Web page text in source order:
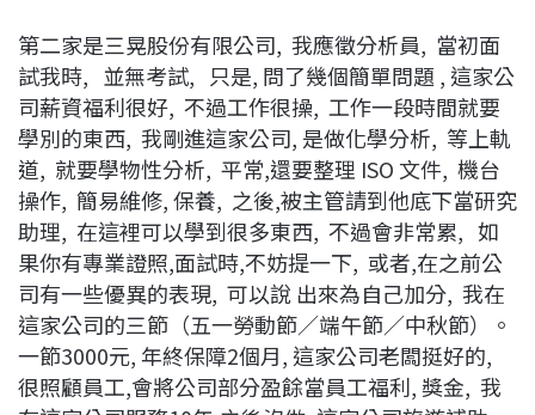
第二家是三晃股份有限公司, 我應徵分析員, 當初面
試我時, 並無考試, 只是, 問了幾個簡單問題 , 這家公
司薪資福利很好, 不過工作很操, 工作一段時間就要
學別的東西, 我剛進這家公司, 是做化學分析, 等上軌
道, 就要學物性分析, 平常,還要整理 ISO 文件, 機台
操作, 簡易維修, 保養, 之後,被主管請到他底下當研究
助理, 在這裡可以學到很多東西, 不過會非常累, 如
果你有專業證照,面試時,不妨提一下, 或者,在之前公
司有一些優異的表現, 可以說 出來為自己加分, 我在
這家公司的三節（五一勞動節／端午節／中秋節）。
一節3000元, 年終保障2個月, 這家公司老闆挺好的,
很照顧員工,會將公司部分盈餘當員工福利, 獎金, 我